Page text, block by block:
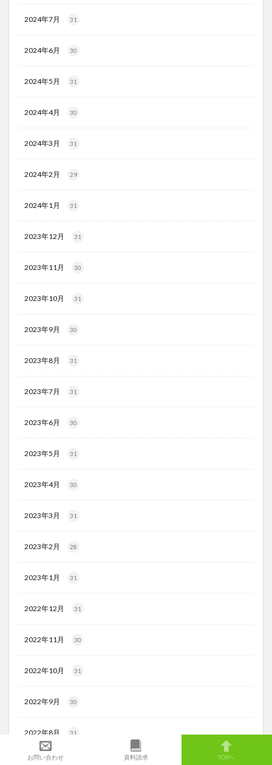
2024年7月 31
2024年6月 30
2024年5月 31
2024年4月 30
2024年3月 31
2024年2月 29
2024年1月 31
2023年12月 31
2023年11月 30
2023年10月 31
2023年9月 30
2023年8月 31
2023年7月 31
2023年6月 30
2023年5月 31
2023年4月 30
2023年3月 31
2023年2月 28
2023年1月 31
2022年12月 31
2022年11月 30
2022年10月 31
2022年9月 30
2022年8月 31
お問い合わせ 資料請求 TOPへ